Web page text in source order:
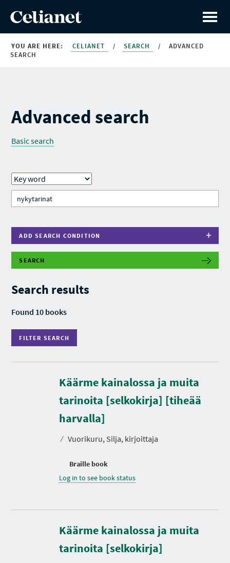
YOU ARE HERE: CELIANET / SEARCH /
ADVANCED
SEARCH
Advanced search
Basic search
ADD SEARCH CONDITION
SEARCH
Search results
Found 10 books
FILTER SEARCH
F
T
S
A
R
C
Käärme kainalossa ja muita
tarinoita [selkokirja] [tiheää
harvalla]
⁄ Vuorikuru, Silja, kirjoittaja
Braille book
Log in to see book status
Käärme kainalossa ja muita
tarinoita [selkokirja]